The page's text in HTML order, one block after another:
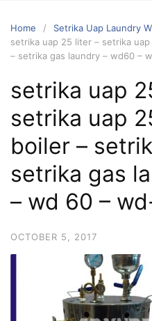
Home
Setrika Uap Laundry
setrika uap 25 liter – setrika
– setrika gas laundry – wd60 –
setrika uap
setrika uap
boiler –
setrika gas
– wd 60 –
OCTOBER 5, 2017